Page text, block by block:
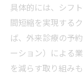
具体的には、シフ
間短縮を実現する
ば、外来診療の予
ーション）による
を減らす取り組み